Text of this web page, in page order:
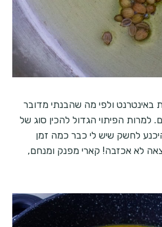
ולפי מה שהבנתי מדובר
למרות הפיתוי הגדול להכין סוג של
לחשק שיש לי כבר כמה זמן
לא אכזבה! קארי מפנק ומנחם,